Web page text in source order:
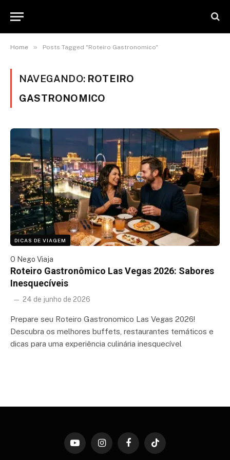
Home » Posts Tagged "Roteiro Gastronomico"
NAVEGANDO: ROTEIRO
GASTRONOMICO
DICAS DE VIAGEM
O Nego Viaja
Roteiro Gastronômico Las Vegas 2026: Sabores
Inesquecíveis
24 de junho de 2026
Prepare seu Roteiro Gastronomico Las Vegas 2026!
Descubra os melhores buffets, restaurantes temáticos e
dicas para uma experiência culinária inesquecível
YouTubeInstagramFacebookTikTok